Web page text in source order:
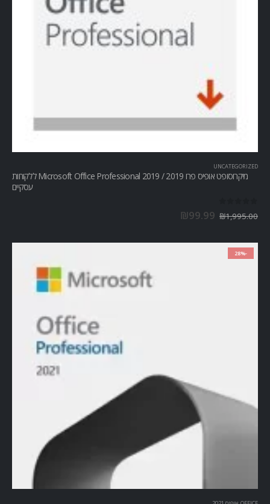
UNCATEGORIZED
מיקרוסופט אופיס פרו Microsoft Office Professional 2019 / 2019 ללקוחות
עסקיים
₪1,995.00
₪99.99
-28%